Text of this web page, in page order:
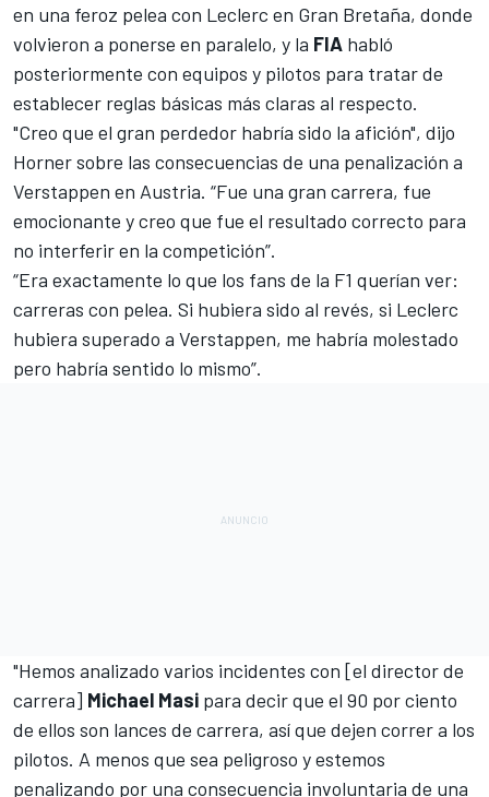
en una feroz pelea con Leclerc en Gran Bretaña, donde
volvieron a ponerse en paralelo, y la FIA habló
posteriormente con equipos y pilotos para tratar de
establecer reglas básicas más claras al respecto.
"Creo que el gran perdedor habría sido la afición", dijo
Horner sobre las consecuencias de una penalización a
Verstappen en Austria. “Fue una gran carrera, fue
emocionante y creo que fue el resultado correcto para
no interferir en la competición”.
“Era exactamente lo que los fans de la F1 querían ver:
carreras con pelea. Si hubiera sido al revés, si Leclerc
hubiera superado a Verstappen, me habría molestado
pero habría sentido lo mismo”.
"Hemos analizado varios incidentes con [el director de
carrera] Michael Masi para decir que el 90 por ciento
de ellos son lances de carrera, así que dejen correr a los
pilotos. A menos que sea peligroso y estemos
penalizando por una consecuencia involuntaria de una